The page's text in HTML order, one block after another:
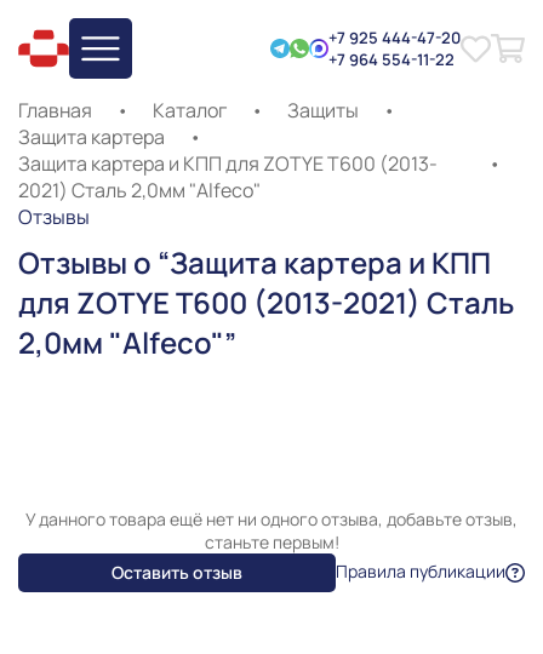
+7 925 444-47-20
+7 964 554-11-22
Главная • Каталог • Защиты
•
Защита картера
•
Защита картера и КПП для ZOTYE T600 (2013-
2021) Сталь 2,0мм "Alfeco"
•
Отзывы
Отзывы о “Защита картера и КПП
для ZOTYE T600 (2013-2021) Сталь
2,0мм "Alfeco"”
У данного товара ещё нет ни одного отзыва, добавьте отзыв,
станьте первым!
Оставить отзыв
Правила публикации